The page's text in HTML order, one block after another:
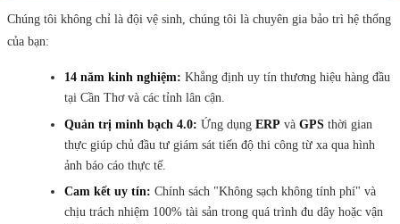
Chúng tôi không chỉ là đội vệ sinh, chúng tôi là chuyên gia bảo trì hệ thống
của bạn:
14 năm kinh nghiệm: Khẳng định uy tín thương hiệu hàng đầu
tại Cần Thơ và các tỉnh lân cận.
Quản trị minh bạch 4.0: Ứng dụng ERP và GPS thời gian
thực giúp chủ đầu tư giám sát tiến độ thi công từ xa qua hình
ảnh báo cáo thực tế.
Cam kết uy tín: Chính sách "Không sạch không tính phí" và
chịu trách nhiệm 100% tài sản trong quá trình đu dây hoặc vận